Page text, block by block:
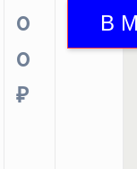
0
0
₽